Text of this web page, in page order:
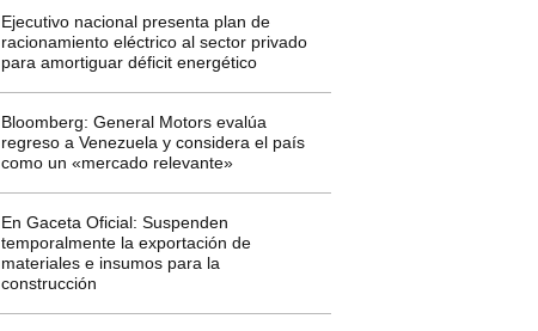
Ejecutivo nacional presenta plan de
racionamiento eléctrico al sector privado
para amortiguar déficit energético
Bloomberg: General Motors evalúa
regreso a Venezuela y considera el país
como un «mercado relevante»
En Gaceta Oficial: Suspenden
temporalmente la exportación de
materiales e insumos para la
construcción